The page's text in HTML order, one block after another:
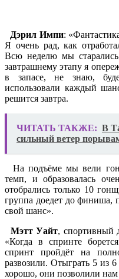
Дэрил Импи:
Я очень рад, как
Всю неделю мы старались
завтрашнему этапу я
в запасе, не знаю,
использовали каждый
решится завтра.
ЧИТАТЬ ТАКЖЕ: В
сильный ветер
На подъёме мы вели
темп, и образовалась
отобрались только 10
группа доедет до финиша,
свой шанс».
Мэтт Уайт, спортивный
«Когда в спринте
спринт пройдёт на
развозили. Отыграть 5 из
хорошо, они позволили нам